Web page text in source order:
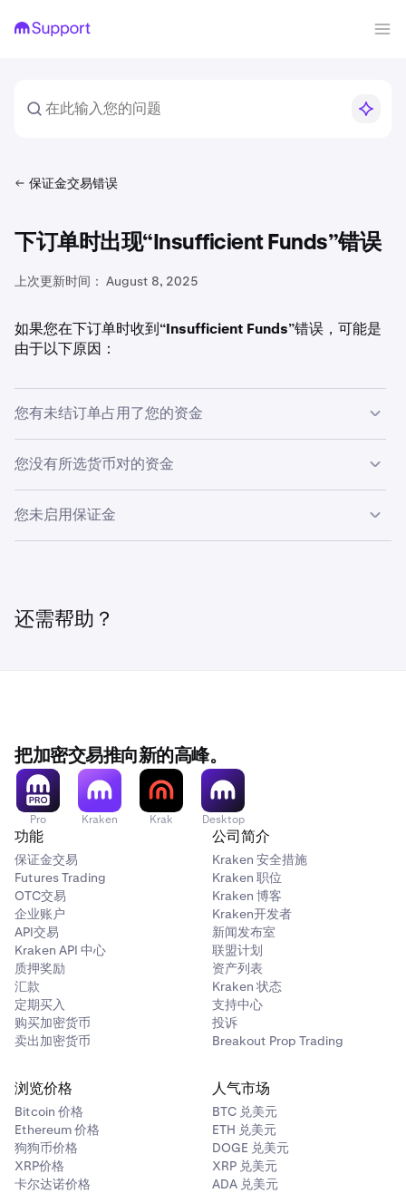
保证金交易错误
下订单时出现“Insufficient Funds”错误
上次更新时间： August 8, 2025
如果您在下订单时收到“Insufficient Funds”错误，可能是
由于以下原因：
您有未结订单占用了您的资金
未结订单可能会阻止您下更多订单。
解决方案：取消未结订单（甚至是止损订单），然后重试。
您没有所选货币对的资金
如果您在没有资金的货币对上进行现货订单交易，将导致此
错误。例如，当您的账户目前只持有CAD时，尝试下
BTC/USD订单。
您未启用保证金
还需帮助？
把加密交易推向新的高峰。
Pro Kraken Krak Desktop
功能
保证金交易
Futures Trading
OTC交易
企业账户
API交易
Kraken API 中心
质押奖励
汇款
定期买入
购买加密货币
卖出加密货币
公司简介
Kraken 安全措施
Kraken 职位
Kraken 博客
Kraken开发者
新闻发布室
联盟计划
资产列表
Kraken 状态
支持中心
投诉
Breakout Prop Trading
浏览价格
Bitcoin 价格
Ethereum 价格
狗狗币价格
XRP价格
卡尔达诺价格
人气市场
BTC 兑美元
ETH 兑美元
DOGE 兑美元
XRP 兑美元
ADA 兑美元